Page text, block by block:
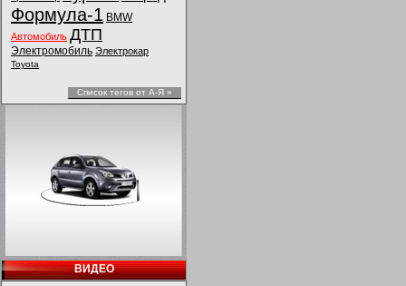
Формула-1 BMW
Автомобиль ДТП
Электромобиль Электрокар
Toyota
Список тегов от А-Я »
ВИДЕО